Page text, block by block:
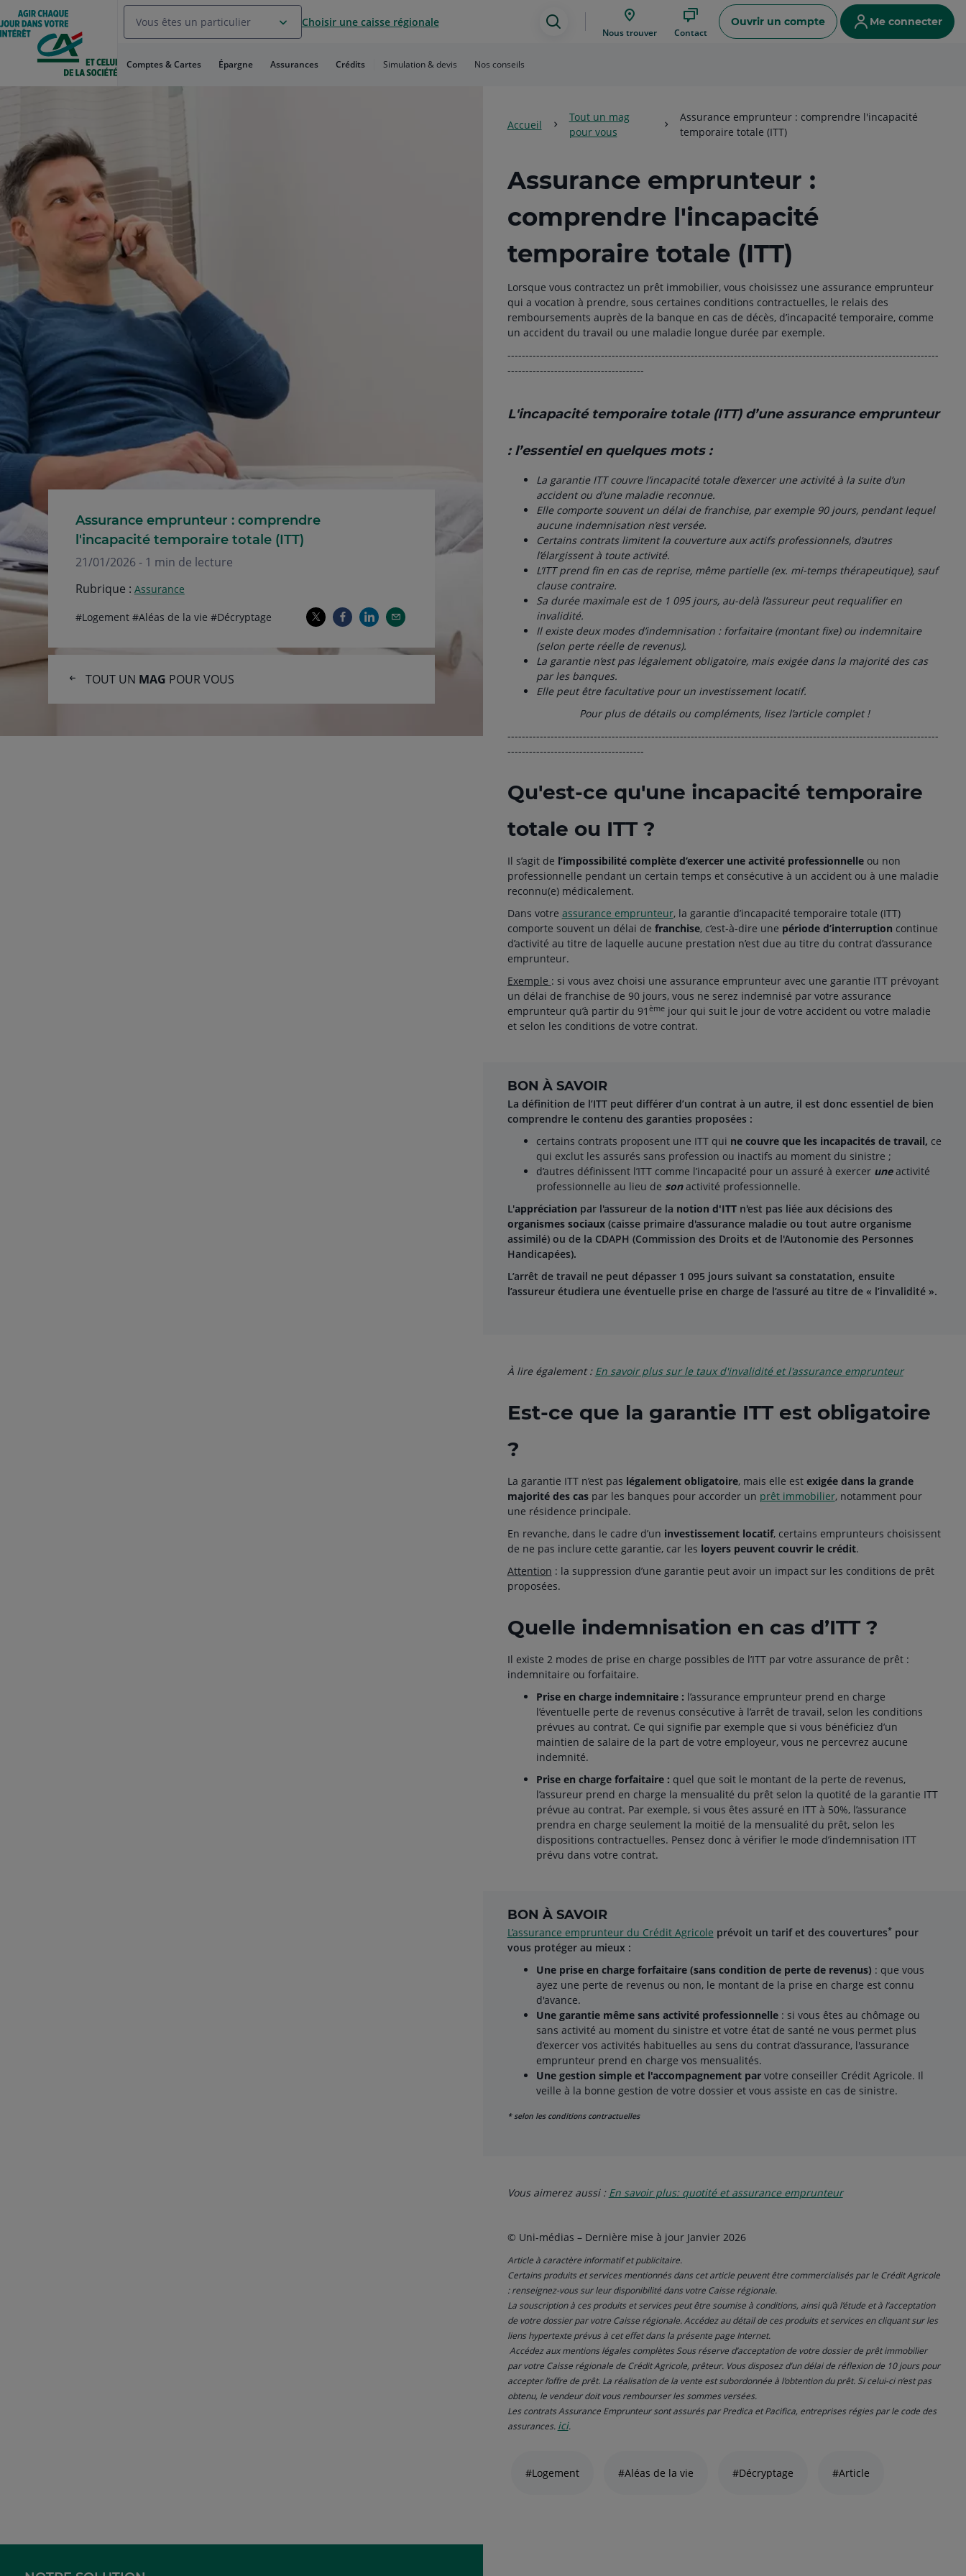
Aller
au
Menu
Aller au
Contenu
page
Vous êtes un particulier Choisir une caisse régionale
Assistance
Nous trouver Contact
Ouvrir un compte Me connecter
Comptes & Cartes Épargne Assurances Crédits Simulation & devis Nos conseils
Assurance emprunteur : comprendre
l'incapacité temporaire totale (ITT)
21/01/2026 - 1 min de lecture
Rubrique : Assurance
Thématiques
hashtag
#Logement hashtag
#Aléas de la vie hashtag
#Décryptage
TOUT UN MAG POUR VOUS
Accueil
Tout un mag
pour vous
Assurance emprunteur : comprendre l'incapacité
temporaire totale (ITT)
Assurance emprunteur :
comprendre l'incapacité
temporaire totale (ITT)
Lorsque vous contractez un prêt immobilier, vous choisissez une assurance emprunteur
qui a vocation à prendre, sous certaines conditions contractuelles, le relais des
remboursements auprès de la banque en cas de décès, d’incapacité temporaire, comme
un accident du travail ou une maladie longue durée par exemple.
------------------------------------------------------------------------------------------------------------------------
--------------------------------------
L'incapacité temporaire totale (ITT) d’une assurance emprunteur
: l’essentiel en quelques mots :
La garantie ITT couvre l’incapacité totale d’exercer une activité à la suite d’un
accident ou d’une maladie reconnue.
Elle comporte souvent un délai de franchise, par exemple 90 jours, pendant lequel
aucune indemnisation n’est versée.
Certains contrats limitent la couverture aux actifs professionnels, d’autres
l’élargissent à toute activité.
L’ITT prend fin en cas de reprise, même partielle (ex. mi-temps thérapeutique), sauf
clause contraire.
Sa durée maximale est de 1 095 jours, au-delà l’assureur peut requalifier en
invalidité.
Il existe deux modes d’indemnisation : forfaitaire (montant fixe) ou indemnitaire
(selon perte réelle de revenus).
La garantie n’est pas légalement obligatoire, mais exigée dans la majorité des cas
par les banques.
Elle peut être facultative pour un investissement locatif.
Pour plus de détails ou compléments, lisez l’article complet !
------------------------------------------------------------------------------------------------------------------------
--------------------------------------
Qu'est-ce qu'une incapacité temporaire
totale ou ITT ?
Il s’agit de l’impossibilité complète d’exercer une activité professionnelleou non
professionnelle pendant un certain temps et consécutive à un accident ou à une maladie
reconnu(e) médicalement.
Dans votre assurance emprunteur, la garantie d’incapacité temporaire totale (ITT)
comporte souvent un délai de franchise, c’est-à-dire une période d’interruption continue
d’activité au titre de laquelle aucune prestation n’est due au titre du contrat d’assurance
emprunteur.
Exemple : si vous avez choisi une assurance emprunteur avec une garantie ITT prévoyant
un délai de franchise de 90 jours, vous ne serez indemnisé par votre assurance
emprunteur qu’à partir du 91 èmejour qui suit le jour de votre accident ou votre maladie
et selon les conditions de votre contrat.
BON À SAVOIR
La définition de l’ITT peut différer d’un contrat à un autre, il est donc essentiel de bien
comprendre le contenu des garanties proposées :
certains contrats proposent une ITT qui ne couvre que les incapacités de travail, ce
qui exclut les assurés sans profession ou inactifs au moment du sinistre ;
d’autres définissent l’ITT comme l’incapacité pour un assuré à exercer uneactivité
professionnelle au lieu de sonactivité professionnelle.
L'appréciation par l'assureur de la notion d'ITTn'est pas liée aux décisions des
organismes sociaux(caisse primaire d'assurance maladie ou tout autre organisme
assimilé) ou de la CDAPH (Commission des Droits et de l'Autonomie des Personnes
Handicapées).
L’arrêt de travail ne peut dépasser 1 095 jours suivant sa constatation, ensuite
l’assureur étudiera une éventuelle prise en charge de l’assuré au titre de « l’invalidité ».
À lire également : En savoir plus sur le taux d'invalidité et l'assurance emprunteur
Est-ce que la garantie ITT est obligatoire
?
La garantie ITT n’est pas légalement obligatoire, mais elle est exigée dans la grande
majorité des caspar les banques pour accorder un prêt immobilier, notamment pour
une résidence principale.
En revanche, dans le cadre d’un investissement locatif, certains emprunteurs choisissent
de ne pas inclure cette garantie, car les loyers peuvent couvrir le crédit.
Attention : la suppression d’une garantie peut avoir un impact sur les conditions de prêt
proposées.
Quelle indemnisation en cas d’ITT ?
Il existe 2 modes de prise en charge possibles de l’ITT par votre assurance de prêt :
indemnitaire ou forfaitaire.
Prise en charge indemnitaire : l’assurance emprunteur prend en charge
l’éventuelle perte de revenus consécutive à l’arrêt de travail, selon les conditions
prévues au contrat. Ce qui signifie par exemple que si vous bénéficiez d’un
maintien de salaire de la part de votre employeur, vous ne percevrez aucune
indemnité.
Prise en charge forfaitaire : quel que soit le montant de la perte de revenus,
l’assureur prend en charge la mensualité du prêt selon la quotité de la garantie ITT
prévue au contrat. Par exemple, si vous êtes assuré en ITT à 50%, l’assurance
prendra en charge seulement la moitié de la mensualité du prêt, selon les
dispositions contractuelles. Pensez donc à vérifier le mode d’indemnisation ITT
prévu dans votre contrat.
BON À SAVOIR
L’assurance emprunteur du Crédit Agricole prévoit un tarif et des couvertures*pour
vous protéger au mieux :
Une prise en charge forfaitaire (sans condition de perte de revenus) : que vous
ayez une perte de revenus ou non, le montant de la prise en charge est connu
d'avance.
Une garantie même sans activité professionnelle: si vous êtes au chômage ou
sans activité au moment du sinistre et votre état de santé ne vous permet plus
d’exercer vos activités habituelles au sens du contrat d’assurance, l'assurance
emprunteur prend en charge vos mensualités.
Une gestion simple et l'accompagnement parvotre conseiller Crédit Agricole. Il
veille à la bonne gestion de votre dossier et vous assiste en cas de sinistre.
* selon les conditions contractuelles
Vous aimerez aussi : En savoir plus: quotité et assurance emprunteur
© Uni-médias – Dernière mise à jour Janvier 2026
Article à caractère informatif et publicitaire.
Certains produits et services mentionnés dans cet article peuvent être commercialisés par le Crédit Agricole
: renseignez-vous sur leur disponibilité dans votre Caisse régionale.
La souscription à ces produits et services peut être soumise à conditions, ainsi qu’à l’étude et à l’acceptation
de votre dossier par votre Caisse régionale. Accédez au détail de ces produits et services en cliquant sur les
liens hypertexte prévus à cet effet dans la présente page Internet.
Accédez aux mentions légales complètes Sous réserve d’acceptation de votre dossier de prêt immobilier
par votre Caisse régionale de Crédit Agricole, prêteur. Vous disposez d’un délai de réflexion de 10 jours pour
accepter l’offre de prêt. La réalisation de la vente est subordonnée à l’obtention du prêt. Si celui-ci n’est pas
obtenu, le vendeur doit vous rembourser les sommes versées.
Les contrats Assurance Emprunteur sont assurés par Predica et Pacifica, entreprises régies par le code des
assurances. ici.
#Logement #Aléas de la vie #Décryptage #Article